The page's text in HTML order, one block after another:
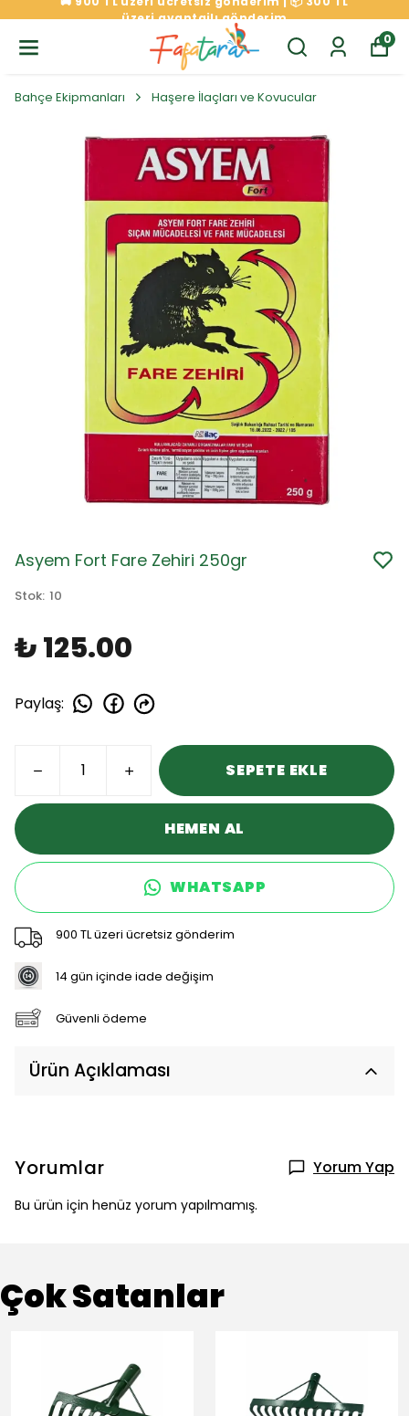
üzeri avantajlı gönderim
0
Bahçe Ekipmanları Haşere İlaçları ve Kovucular
Asyem Fort Fare Zehiri 250gr
Stok: 10
₺ 125.00
Paylaş:
SEPETE EKLE
HEMEN AL
WHATSAPP
900 TL üzeri ücretsiz gönderim
14 gün içinde iade değişim
Güvenli ödeme
Ürün Açıklaması
Yorumlar Yorum Yap
Bu ürün için henüz yorum yapılmamış.
Çok Satanlar